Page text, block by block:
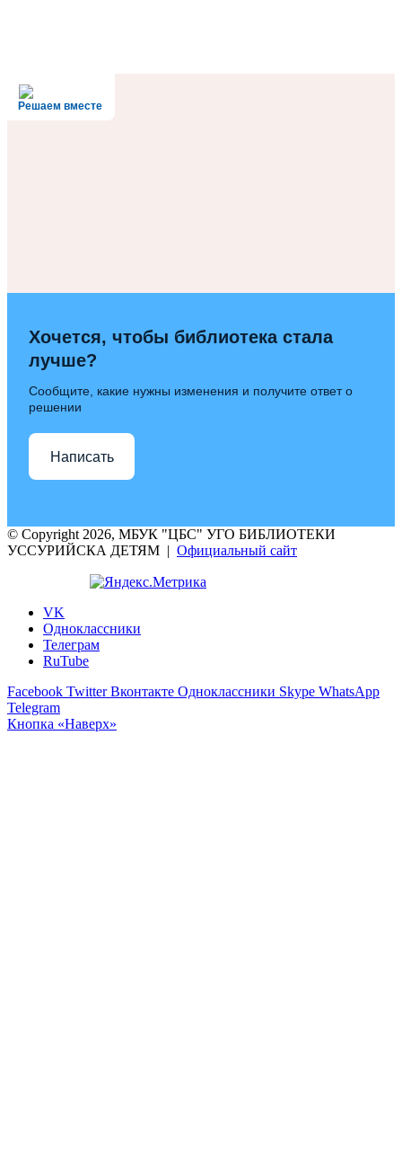
Решаем вместе
Хочется, чтобы библиотека стала
лучше?
Сообщите, какие нужны изменения и получите ответ о
решении
Написать
© Copyright 2026, МБУК "ЦБС" УГО БИБЛИОТЕКИ
УССУРИЙСКА ДЕТЯМ | Официальный сайт
VK
Одноклассники
Телеграм
RuTube
Facebook Twitter Вконтакте Одноклассники Skype WhatsApp
Telegram
Кнопка «Наверх»